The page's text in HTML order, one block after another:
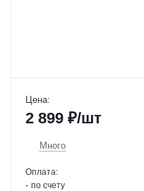
Цена:
2 899 ₽/шт
Много
Оплата:
по счету